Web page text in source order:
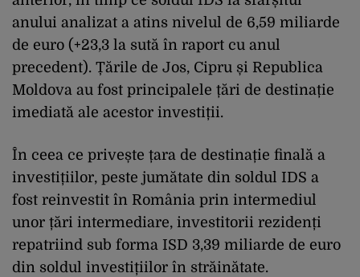
anului analizat a atins nivelul de 6,59 miliarde
de euro (+23,3 la sută în raport cu anul
precedent). Țările de Jos, Cipru și Republica
Moldova au fost principalele țări de destinație
imediată ale acestor investiții.
În ceea ce privește țara de destinație finală a
investițiilor, peste jumătate din soldul IDS a
fost reinvestit în România prin intermediul
unor țări intermediare, investitorii rezidenți
repatriind sub forma ISD 3,39 miliarde de euro
din soldul investițiilor în străinătate.